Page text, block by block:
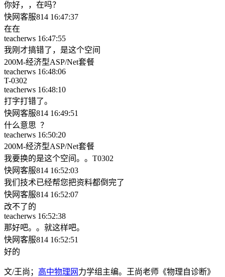
你好，，在吗？
快网客服814 16:47:37
在在
teacherws 16:47:55
我刚才搞错了，是这个空间
200M-经济型ASP/Net套餐
teacherws 16:48:06
T-0302
teacherws 16:48:10
打字打错了。
快网客服814 16:49:51
什么意思 ？
teacherws 16:50:20
200M-经济型ASP/Net套餐
我要换的是这个空间。。T0302
快网客服814 16:52:03
我们技术已经帮您把资料都倒完了
快网客服814 16:52:07
改不了的
teacherws 16:52:38
那好吧。。就这样吧。
快网客服814 16:52:51
好的
文/王尚； 高中物理网 力学组主编。王尚老师《物理自诊断》